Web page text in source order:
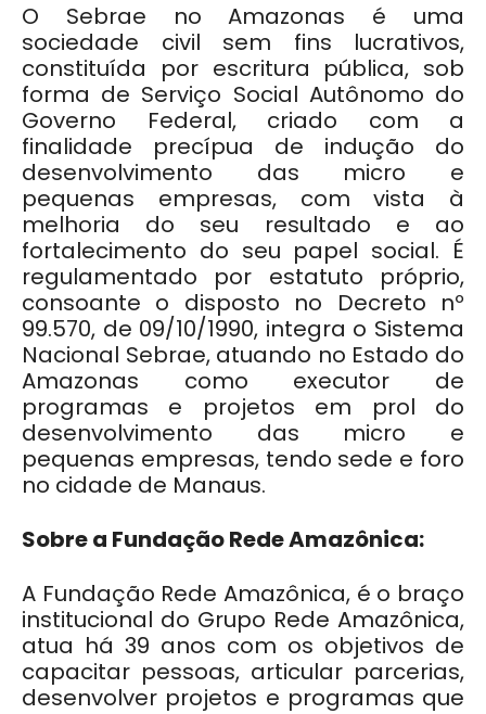
O Sebrae no Amazonas é uma
sociedade civil sem fins lucrativos,
constituída por escritura pública, sob
forma de Serviço Social Autônomo do
Governo Federal, criado com a
finalidade precípua de indução do
desenvolvimento das micro e
pequenas empresas, com vista à
melhoria do seu resultado e ao
fortalecimento do seu papel social. É
regulamentado por estatuto próprio,
consoante o disposto no Decreto nº
99.570, de 09/10/1990, integra o Sistema
Nacional Sebrae, atuando no Estado do
Amazonas como executor de
programas e projetos em prol do
desenvolvimento das micro e
pequenas empresas, tendo sede e foro
no cidade de Manaus.
Sobre a Fundação Rede Amazônica:
A Fundação Rede Amazônica, é o braço
institucional do Grupo Rede Amazônica,
atua há 39 anos com os objetivos de
capacitar pessoas, articular parcerias,
desenvolver projetos e programas que